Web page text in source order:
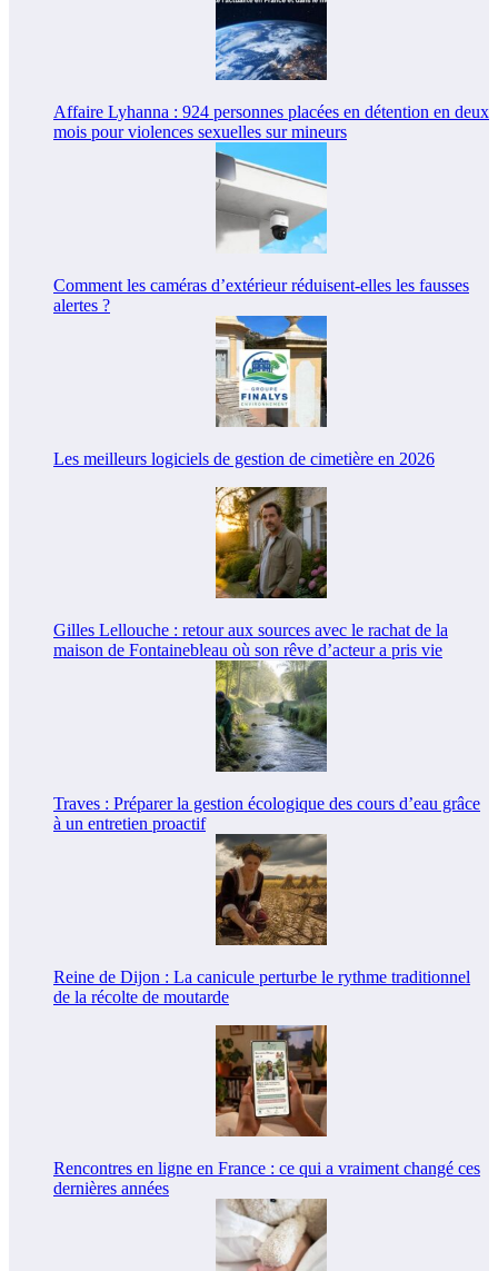
Affaire Lyhanna : 924 personnes placées en détention en deux
mois pour violences sexuelles sur mineurs
Comment les caméras d’extérieur réduisent-elles les fausses
alertes ?
Les meilleurs logiciels de gestion de cimetière en 2026
Gilles Lellouche : retour aux sources avec le rachat de la
maison de Fontainebleau où son rêve d’acteur a pris vie
Traves : Préparer la gestion écologique des cours d’eau grâce
à un entretien proactif
Reine de Dijon : La canicule perturbe le rythme traditionnel
de la récolte de moutarde
Rencontres en ligne en France : ce qui a vraiment changé ces
dernières années